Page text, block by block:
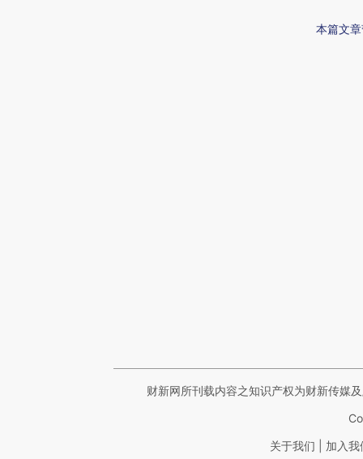
本篇文
财新网所刊载内容之知识产权为财新传媒
关于我们 加入我